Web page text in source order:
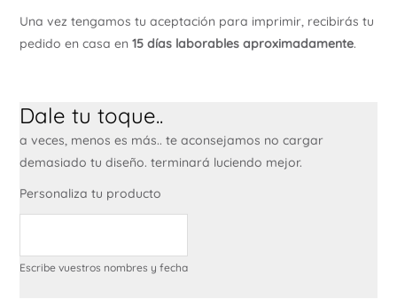
Una vez tengamos tu aceptación para imprimir, recibirás tu
pedido en casa en 15 días laborables aproximadamente.
Dale tu toque..
a veces, menos es más.. te aconsejamos no cargar
demasiado tu diseño. terminará luciendo mejor.
Personaliza tu producto
Escribe vuestros nombres y fecha